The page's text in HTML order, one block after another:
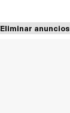
Eliminar anuncios